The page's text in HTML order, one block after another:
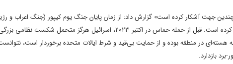
چندین جهت آشکار کرده است» گزارش داد: از زمان پایان جنگ یوم کیپور (جنگ اعراب و
صهیونیستی در سال ۱۹۷۳)، اسرائیل افسانه شکست‌ناپذیری خود را در خاورمیانه ایجاد کرده است. قبل از حمله حماس در اکتبر ۲۰۲۳، اسرائیل هرگز متحمل شکست نظامی
هسته‌ای در منطقه بوده و از حمایت بی‌قید و شرط ایالات متحده برخوردار است،
بازدارد.